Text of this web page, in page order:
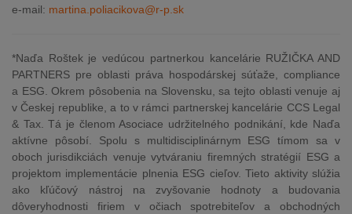
e-mail: martina.poliacikova@r-p.sk
*Naďa Roštek je vedúcou partnerkou kancelárie RUŽIČKA AND
PARTNERS pre oblasti práva hospodárskej súťaže, compliance
a ESG. Okrem pôsobenia na Slovensku, sa tejto oblasti venuje aj
v Českej republike, a to v rámci partnerskej kancelárie CCS Legal
& Tax. Tá je členom Asociace udržitelného podnikání, kde Naďa
aktívne pôsobí. Spolu s multidisciplinárnym ESG tímom sa v
oboch jurisdikciách venuje vytváraniu firemných stratégií ESG a
projektom implementácie plnenia ESG cieľov. Tieto aktivity slúžia
ako kľúčový nástroj na zvyšovanie hodnoty a budovania
dôveryhodnosti firiem v očiach spotrebiteľov a obchodných